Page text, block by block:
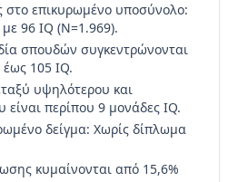
στο επικυρωμένο υποσύνολο:
96 IQ (N=1.969).
σπουδών συγκεντρώνονται
105 IQ.
υψηλότερου και
περίπου 9 μονάδες IQ.
δείγμα: Χωρίς δίπλωμα
κυμαίνονται από 15,6%